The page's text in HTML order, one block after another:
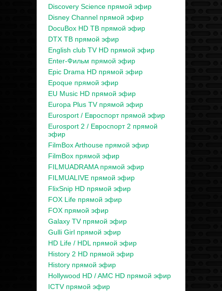
Discovery Science прямой эфир
Disney Channel прямой эфир
DocuBox HD ТВ прямой эфир
DTX ТВ прямой эфир
English club TV HD прямой эфир
Enter-Фильм прямой эфир
Epic Drama HD прямой эфир
Epoque прямой эфир
EU Music HD прямой эфир
Europa Plus TV прямой эфир
Eurosport / Евроспорт прямой эфир
Eurosport 2 / Евроспорт 2 прямой
эфир
FilmBox Arthouse прямой эфир
FilmBox прямой эфир
FILMUADRAMA прямой эфир
FILMUALIVE прямой эфир
FlixSnip HD прямой эфир
FOX Life прямой эфир
FOX прямой эфир
Galaxy TV прямой эфир
Gulli Girl прямой эфир
HD Life / HDL прямой эфир
History 2 HD прямой эфир
History прямой эфир
Hollywood HD / AMC HD прямой эфир
ICTV прямой эфир